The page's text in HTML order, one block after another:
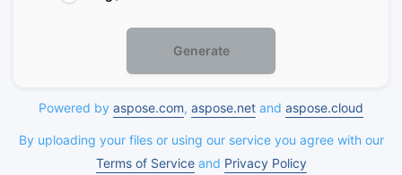
Generate
Powered by aspose.com, aspose.net and aspose.cloud
By uploading your files or using our service you agree with our
Terms of Serviceand Privacy Policy